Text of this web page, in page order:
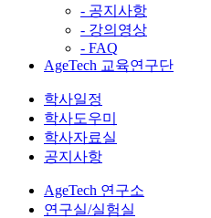
- 공지사항
- 강의영상
- FAQ
AgeTech 교육연구단
학사일정
학사도우미
학사자료실
공지사항
AgeTech 연구소
연구실/실험실